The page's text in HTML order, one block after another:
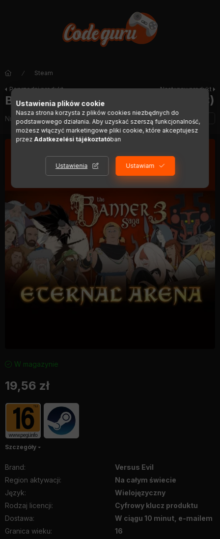
Steam
Poprzedni produkt Następny produkt
Banner Saga 3 - Eternal Arena (DLC)
Numer artykułu:DIGI00858
W magazynie
19,56 zł
Szczegóły
Brand:
Versus Evil
Region aktywacji:
Na całym świecie
Język:
Wielojęzyczny
Rodzaj licencji:
Cyfrowy klucz produktu
Dostawa:
W ciągu 10 minut, e-mailem
Granica wieku:
16
Ustawienia plików cookie
Nasza strona korzysta z plików cookies niezbędnych do
podstawowego działania. Aby uzyskać szerszą funkcjonalność,
możesz włączyć marketingowe pliki cookie, które akceptujesz
przezAdatkezelési tájékoztatóban
Ustawienia Ustawiam